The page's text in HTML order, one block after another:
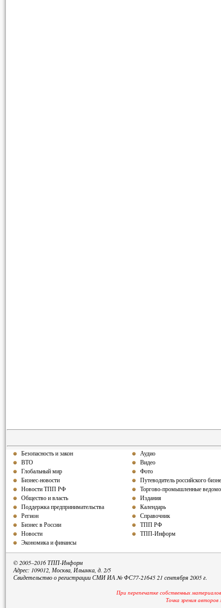
Безопасность и закон
ВТО
Глобальный мир
Бизнес-новости
Новости ТПП РФ
Общество и власть
Поддержка предпринимательства
Регион
Бизнес в России
Новости
Экономика и финансы
Аудио
Видео
Фото
Путеводитель российского
Торгово-промышленные
Издания
Календарь
Справочник
ТПП РФ
ТПП-Информ
© 2005–2016 ТПП-Информ
Адрес: 109012, Москва, Ильинка, д. 2/5
Свидетельство о регистрации СМИ ИА № ФС77-21645 21 сентября 2005 г.
При перепечатке собственных
Точка зрения